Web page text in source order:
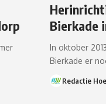
Bierkade
In oktober
Bierkade er
Redactie